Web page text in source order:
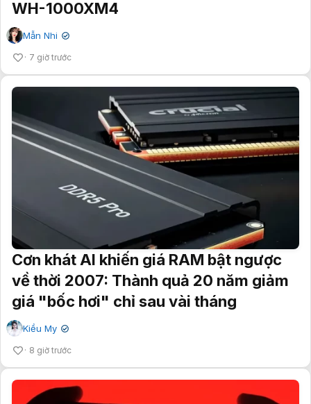
WH-1000XM4
Mẫn Nhi ✔
7 giờ trước
Cơn khát AI khiến giá RAM bật ngược
về thời 2007: Thành quả 20 năm giảm
giá "bốc hơi" chỉ sau vài tháng
Kiều My ✔
8 giờ trước